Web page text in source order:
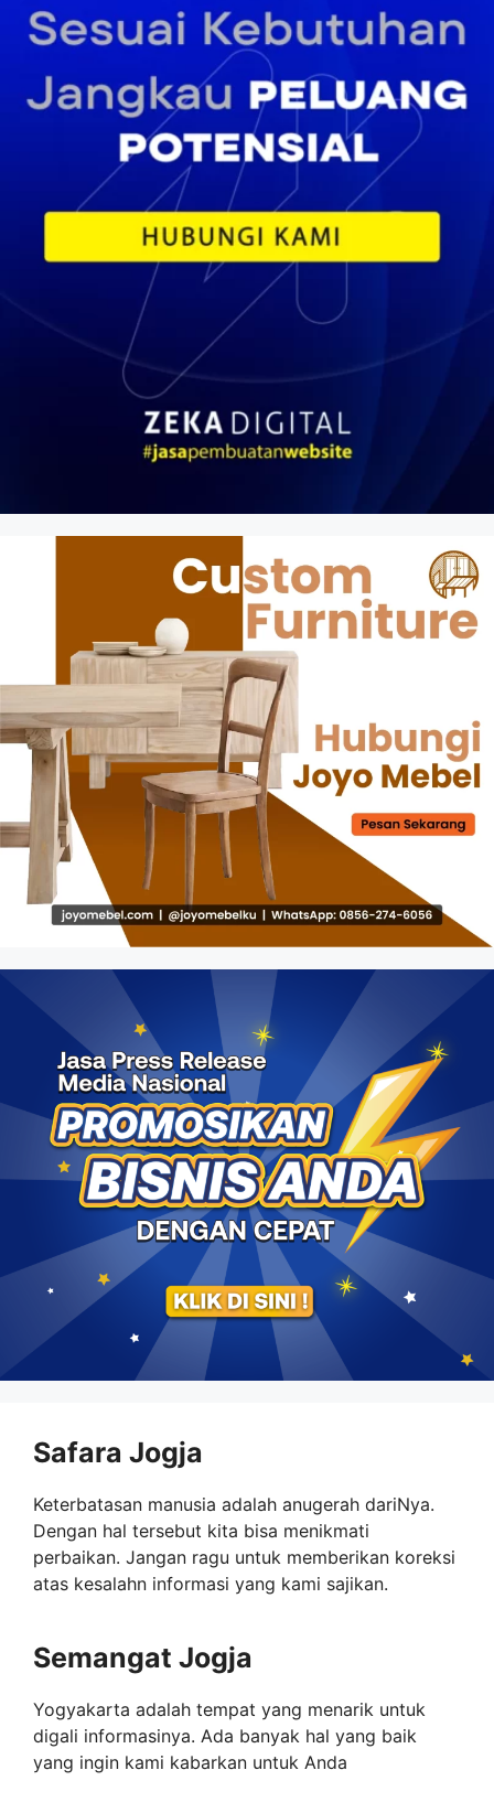
Safara Jogja
Keterbatasan manusia adalah anugerah dariNya.
Dengan hal tersebut kita bisa menikmati
perbaikan. Jangan ragu untuk memberikan koreksi
atas kesalahn informasi yang kami sajikan.
Semangat Jogja
Yogyakarta adalah tempat yang menarik untuk
digali informasinya. Ada banyak hal yang baik
yang ingin kami kabarkan untuk Anda